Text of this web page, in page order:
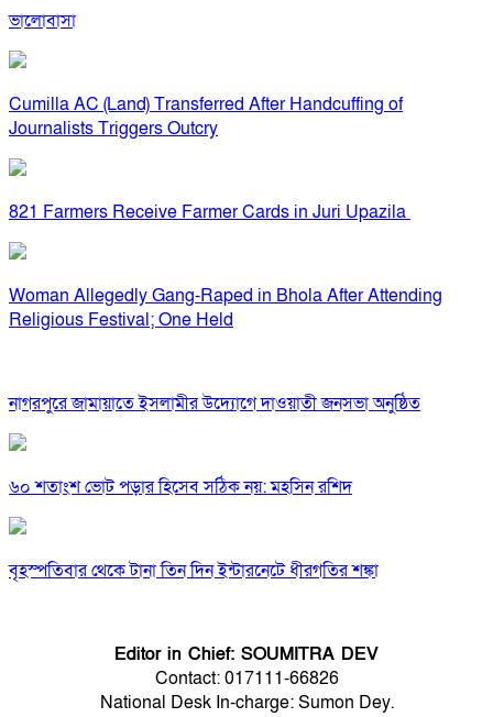
ভালোবাসা
Cumilla AC (Land) Transferred After Handcuffing of
Journalists Triggers Outcry
821 Farmers Receive Farmer Cards in Juri Upazila
Woman Allegedly Gang-Raped in Bhola After Attending
Religious Festival; One Held
নাগরপুরে জামায়াতে ইসলামীর উদ্যোগে দাওয়াতী জনসভা অনুষ্ঠিত
৬০ শতাংশ ভোট পড়ার হিসেব সঠিক নয়: মহসিন রশিদ
বৃহস্পতিবার থেকে টানা তিন দিন ইন্টারনেটে ধীরগতির শঙ্কা
Editor in Chief: SOUMITRA DEV
Contact: 017111-66826
National Desk In-charge: Sumon Dey.